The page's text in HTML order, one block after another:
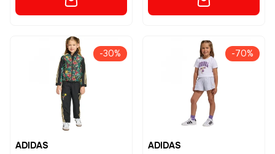
-30%
ADIDAS
-70%
ADIDAS